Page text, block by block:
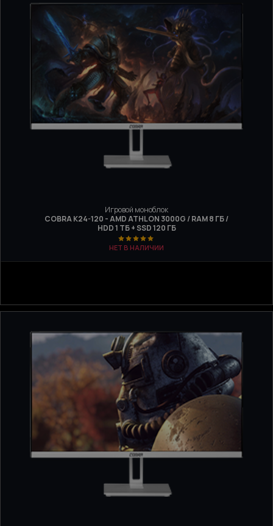
Игровой моноблок
COBRA K24-120 - AMD ATHLON 3000G / RAM 8 ГБ /
HDD 1 ТБ + SSD 120 ГБ
НЕТ В НАЛИЧИИ